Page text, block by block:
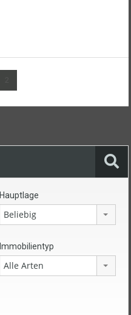
Hauptlage
Beliebig
Immobilientyp
Alle Arten